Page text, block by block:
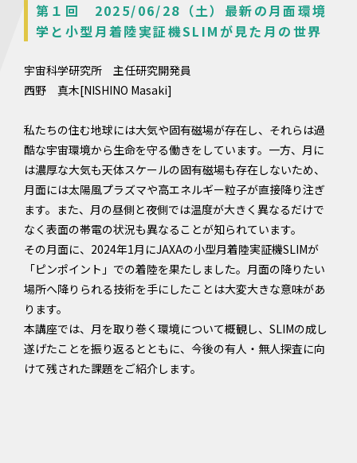
第１回 2025/06/28（土）最新の月面環境
学と小型月着陸実証機SLIMが見た月の世界
宇宙科学研究所 主任研究開発員
西野 真木[NISHINO Masaki]
私たちの住む地球には大気や固有磁場が存在し、それらは過
酷な宇宙環境から生命を守る働きをしています。一方、月に
は濃厚な大気も天体スケールの固有磁場も存在しないため、
月面には太陽風プラズマや高エネルギー粒子が直接降り注ぎ
ます。また、月の昼側と夜側では温度が大きく異なるだけで
なく表面の帯電の状況も異なることが知られています。
その月面に、2024年1月にJAXAの小型月着陸実証機SLIMが
「ピンポイント」での着陸を果たしました。月面の降りたい
場所へ降りられる技術を手にしたことは大変大きな意味があ
ります。
本講座では、月を取り巻く環境について概観し、SLIMの成し
遂げたことを振り返るとともに、今後の有人・無人探査に向
けて残された課題をご紹介します。